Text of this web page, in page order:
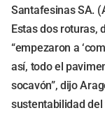
Santafesinas SA.
Estas dos roturas,
“empezaron a
así, todo el
socavón”, dijo
sustentabilidad